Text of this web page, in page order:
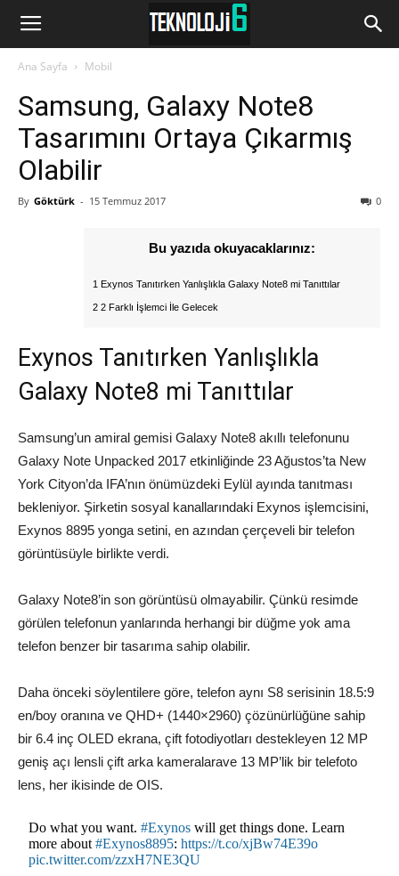
www.Teknoloji6.com
Ana Sayfa Mobil
Samsung, Galaxy Note8
Tasarımını Ortaya Çıkarmış
Olabilir
By Göktürk - 15 Temmuz 2017 0
Bu yazıda okuyacaklarınız:
1 Exynos Tanıtırken Yanlışlıkla Galaxy Note8 mi Tanıttılar
2 2 Farklı İşlemci İle Gelecek
Exynos Tanıtırken Yanlışlıkla
Galaxy Note8 mi Tanıttılar
Samsung’un amiral gemisi Galaxy Note8 akıllı telefonunu
Galaxy Note Unpacked 2017 etkinliğinde 23 Ağustos’ta New
York Cityon’da IFA’nın önümüzdeki Eylül ayında tanıtması
bekleniyor. Şirketin sosyal kanallarındaki Exynos işlemcisini,
Exynos 8895 yonga setini, en azından çerçeveli bir telefon
görüntüsüyle birlikte verdi.
Galaxy Note8’in son görüntüsü olmayabilir. Çünkü resimde
görülen telefonun yanlarında herhangi bir düğme yok ama
telefon benzer bir tasarıma sahip olabilir.
Daha önceki söylentilere göre, telefon aynı S8 serisinin 18.5:9
en/boy oranına ve QHD+ (1440×2960) çözünürlüğüne sahip
bir 6.4 inç OLED ekrana, çift fotodiyotları destekleyen 12 MP
geniş açı lensli çift arka kameralarave 13 MP’lik bir telefoto
lens, her ikisinde de OIS.
Do what you want.#Exynos will get things done. Learn
more about#Exynos8895:https://t.co/xjBw74E39o
pic.twitter.com/zzxH7NE3QU